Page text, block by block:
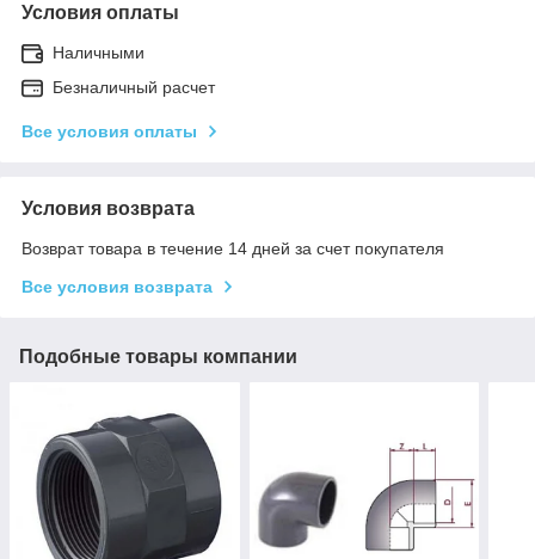
Условия оплаты
Наличными
Безналичный расчет
Все условия оплаты
Условия возврата
Возврат товара в течение 14 дней за счет покупателя
Все условия возврата
Подобные товары компании